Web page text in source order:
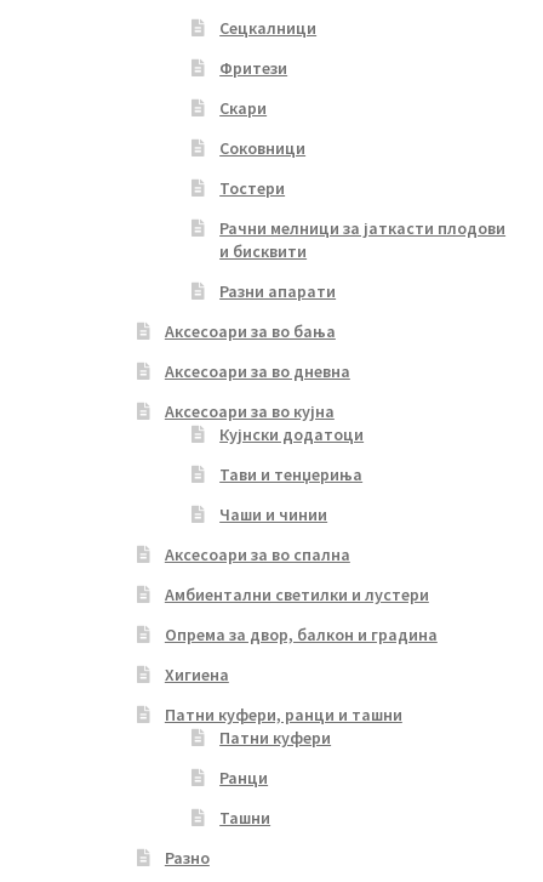
Сецкалници
Фритези
Скари
Соковници
Тостери
Рачни мелници за јаткасти плодови
и бисквити
Разни апарати
Аксесоари за во бања
Аксесоари за во дневна
Аксесоари за во кујна
Кујнски додатоци
Тави и тенџериња
Чаши и чинии
Аксесоари за во спална
Амбиентални светилки и лустери
Опрема за двор, балкон и градина
Хигиена
Патни куфери, ранци и ташни
Патни куфери
Ранци
Ташни
Разно